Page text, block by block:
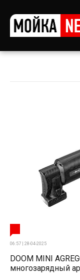
06:57 | 28-04-2025
DOOM MINI
многозарядный